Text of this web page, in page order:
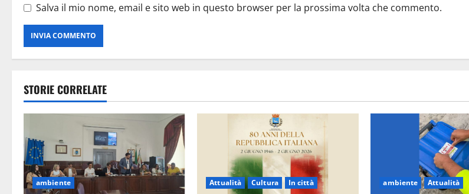
Salva il mio nome, email e sito web in questo browser per la prossima volta che commento.
STORIE CORRELATE
ambiente Attualità Cultura In città ambiente Attualità